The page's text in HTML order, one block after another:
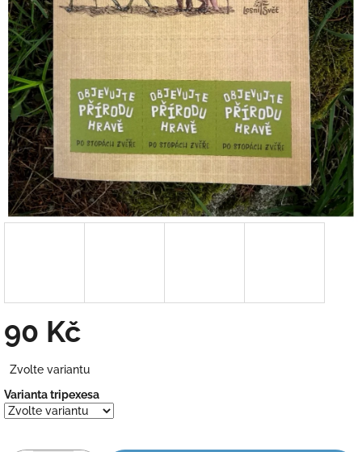
90 Kč
cena:
Zvolte variantu
Varianta tripexesa